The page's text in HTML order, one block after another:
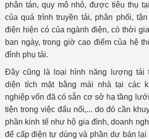
phân tán, quy mô nhỏ, được tiêu thụ
của quá trình truyền tải, phân phối,
điện hiện có của ngành điện, có thời
ban ngày, trong giờ cao điểm của hệ
đỉnh phụ tải.
Đây cũng là loại hình năng lượng tái
diện tích mặt bằng mái nhà tại các
nghiệp vốn đã có sẵn cơ sở hạ tầng
tiện trong việc đấu nối,... do đó cần
phần kinh tế như hộ gia đình, doanh
để cấp điện tự dùng và phần dư bán